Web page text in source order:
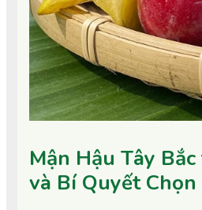
Mận Hậu Tây
và Bí Quyết